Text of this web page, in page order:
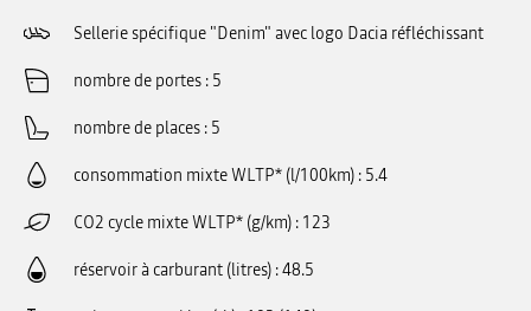
Sellerie spécifique "Denim" avec logo Dacia réfléchissant
nombre de portes 5
nombre de places 5
consommation mixte WLTP* (l/100km) 5.4
CO2 cycle mixte WLTP* (g/km) 123
réservoir à carburant (litres) 48.5